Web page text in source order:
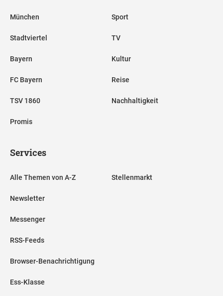
München
Stadtviertel
Bayern
FC Bayern
TSV 1860
Promis
Sport
TV
Kultur
Reise
Nachhaltigkeit
Services
Alle Themen von A-Z
Newsletter
Messenger
RSS-Feeds
Browser-Benachrichtigung
Ess-Klasse
Stellenmarkt